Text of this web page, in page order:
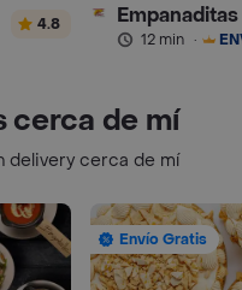
4.8
12 min ·
cerca de mí
delivery cerca de mí
Envío Gratis